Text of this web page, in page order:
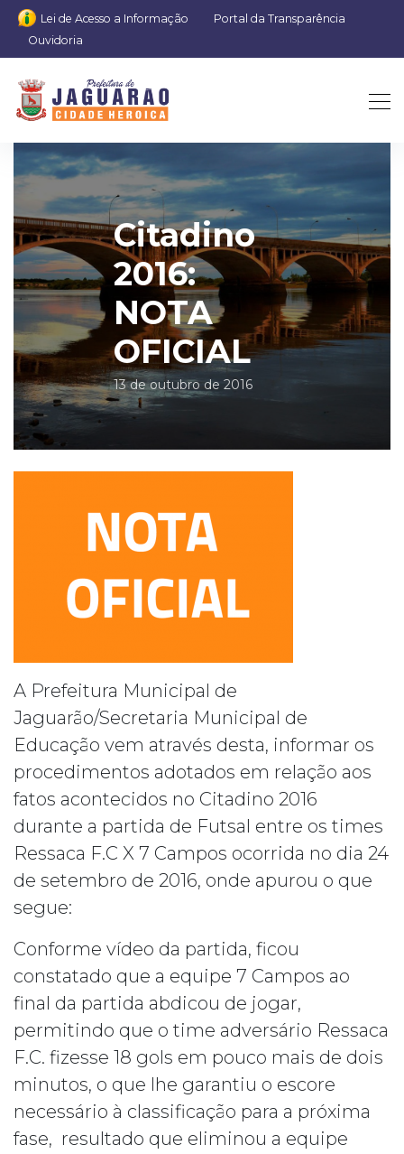
Lei de Acesso a Informação
Portal da Transparência
Ouvidoria
Citadino
2016:
NOTA
OFICIAL
13 de outubro de 2016
A Prefeitura Municipal de
Jaguarão/Secretaria Municipal de
Educação vem através desta, informar os
procedimentos adotados em relação aos
fatos acontecidos no Citadino 2016
durante a partida de Futsal entre os times
Ressaca F.C X 7 Campos ocorrida no dia 24
de setembro de 2016, onde apurou o que
segue:
Conforme vídeo da partida, ficou
constatado que a equipe 7 Campos ao
final da partida abdicou de jogar,
permitindo que o time adversário Ressaca
F.C. fizesse 18 gols em pouco mais de dois
minutos, o que lhe garantiu o escore
necessário à classificação para a próxima
fase, resultado que eliminou a equipe